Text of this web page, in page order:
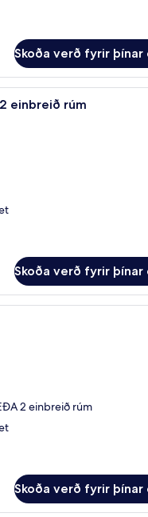
Skoða verð fyrir þínar
Superior-
einbreið rúm
Skoða verð fyrir þínar
Skrifborð,
2 einbreið rúm
Skoða verð fyrir þínar